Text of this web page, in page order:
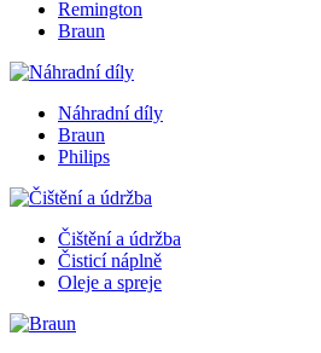
Remington
Braun
Náhradní díly
Braun
Philips
Čištění a údržba
Čisticí náplně
Oleje a spreje